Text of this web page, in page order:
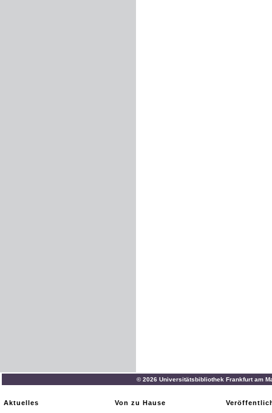
© 2026 Universitätsbibliothek Frankfurt am
Aktuelles
Von zu Hause